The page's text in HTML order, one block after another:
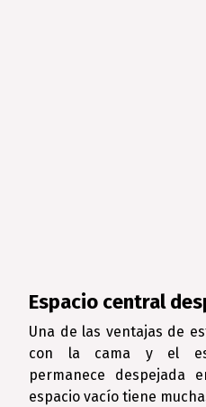
Espacio central
Una de las ventajas de
con la cama y el
permanece despejada
espacio vacío tiene